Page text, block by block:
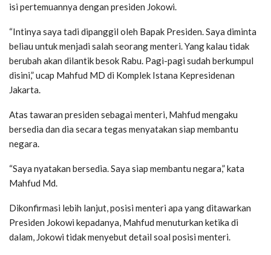
isi pertemuannya dengan presiden Jokowi.
“Intinya saya tadi dipanggil oleh Bapak Presiden. Saya diminta
beliau untuk menjadi salah seorang menteri. Yang kalau tidak
berubah akan dilantik besok Rabu. Pagi-pagi sudah berkumpul
disini,” ucap Mahfud MD di Komplek Istana Kepresidenan
Jakarta.
Atas tawaran presiden sebagai menteri, Mahfud mengaku
bersedia dan dia secara tegas menyatakan siap membantu
negara.
“Saya nyatakan bersedia. Saya siap membantu negara,” kata
Mahfud Md.
Dikonfirmasi lebih lanjut, posisi menteri apa yang ditawarkan
Presiden Jokowi kepadanya, Mahfud menuturkan ketika di
dalam, Jokowi tidak menyebut detail soal posisi menteri.